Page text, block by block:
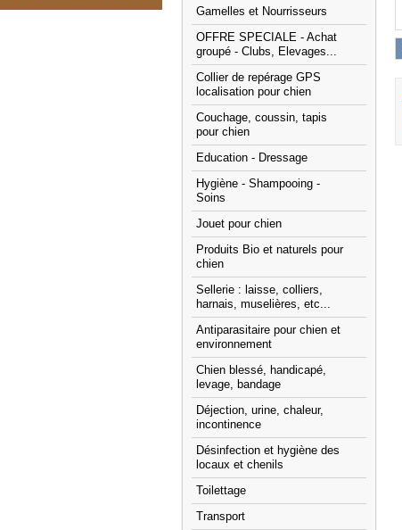
Gamelles et Nourrisseurs
OFFRE SPECIALE - Achat
groupé - Clubs, Elevages...
Collier de repérage GPS
localisation pour chien
Couchage, coussin, tapis
pour chien
Education - Dressage
Hygiène - Shampooing -
Soins
Jouet pour chien
Produits Bio et naturels pour
chien
Sellerie : laisse, colliers,
harnais, muselières, etc...
Antiparasitaire pour chien et
environnement
Chien blessé, handicapé,
levage, bandage
Déjection, urine, chaleur,
incontinence
Désinfection et hygiène des
locaux et chenils
Toilettage
Transport